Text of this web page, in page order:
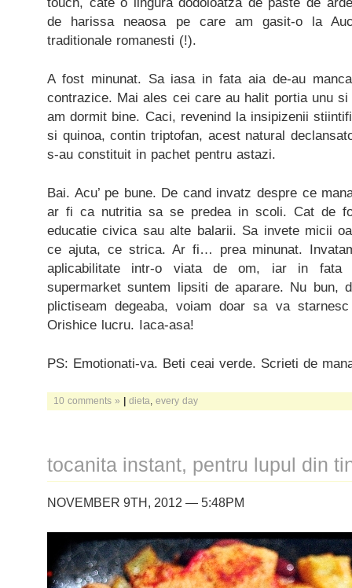
de harissa neaosa pe care am gasit-o la
traditionale romanesti (!).
A fost minunat. Sa iasa in fata aia de-au
contrazice. Mai ales cei care au halit portia unu
am dormit bine. Caci, revenind la insipizenii
si quinoa, contin triptofan, acest natural
s-au constituit in pachet pentru astazi.
Bai. Acu’ pe bune. De cand invatz despre ce
ar fi ca nutritia sa se predea in scoli. Cat de
educatie civica sau alte balarii. Sa invete micii
ce ajuta, ce strica. Ar fi… prea minunat.
aplicabilitate intr-o viata de om, iar in fata
supermarket suntem lipsiti de aparare. Nu bun,
plictiseam degeaba, voiam doar sa va
Orishice lucru. Iaca-asa!
PS: Emotionati-va. Beti ceai verde. Scrieti de
10 comments » | dieta every day
tocanita instant, pentru lupul din
NOVEMBER 9TH, 2012 — 5:48PM